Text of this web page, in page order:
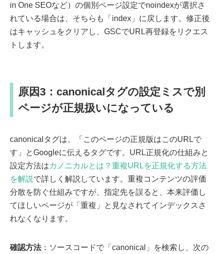
in One SEOなど）の個別ページ設定でnoindexが選択さ
れている場合は、そちらも「index」に戻します。修正後
はキャッシュをクリアし、GSCでURL再登録をリクエス
トします。
原因3：canonicalタグの設定ミスで別
ページが正規扱いになっている
canonicalタグは、「このページの正規版はこのURLで
す」とGoogleに伝えるタグです。URL正規化の仕組みと
設定方法はカノニカルとは？重複URLを正規化する方法
を解説で詳しく解説しています。重複コンテンツの評価
分散を防ぐ仕組みですが、指定先を誤ると、本来評価し
てほしいページが「重複」と見なされてインデックスさ
れなくなります。
確認方法：ソースコードで「canonical」を検索し、次の